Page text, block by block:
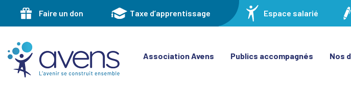
navigation
Skip
Faire un don Taxe d’apprentissage Espace salarié
Association Avens Publics accompagnés Nos